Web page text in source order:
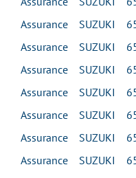
Assurance SUZUKI
Assurance SUZUKI
Assurance SUZUKI
Assurance SUZUKI
Assurance SUZUKI
Assurance SUZUKI
Assurance SUZUKI